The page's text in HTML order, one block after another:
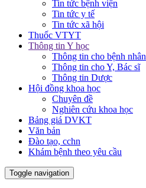
Tin tức bệnh viện
Tin tức y tế
Tin tức xã hội
Thuốc VTYT
Thông tin Y học
Thông tin cho bệnh nhân
Thông tin cho Y, Bác sĩ
Thông tin Dược
Hội đồng khoa học
Chuyên đề
Nghiên cứu khoa học
Bảng giá DVKT
Văn bản
Đào tạo, cchn
Khám bệnh theo yêu cầu
Toggle navigation